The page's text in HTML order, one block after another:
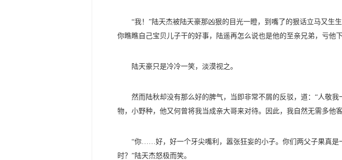
“我！”陆天杰被陆天豪那凶狠的目光一瞪，到嘴了的狠话立马又生
你瞧瞧自己宝贝儿子干的好事，陆遥再怎么说也是他的至亲兄弟，亏他
陆天豪只是冷冷一笑，淡漠视之。
然而陆秋却没有那么好的脾气，当即非常不屑的反驳，道：“人敬
物，小野种，他又何曾将我当成亲大哥来对待。因此，我自然无需多他
“你……好，好一个牙尖嘴利，嚣张狂妄的小子。你们两父子果真
时？”陆天杰怒极而笑。